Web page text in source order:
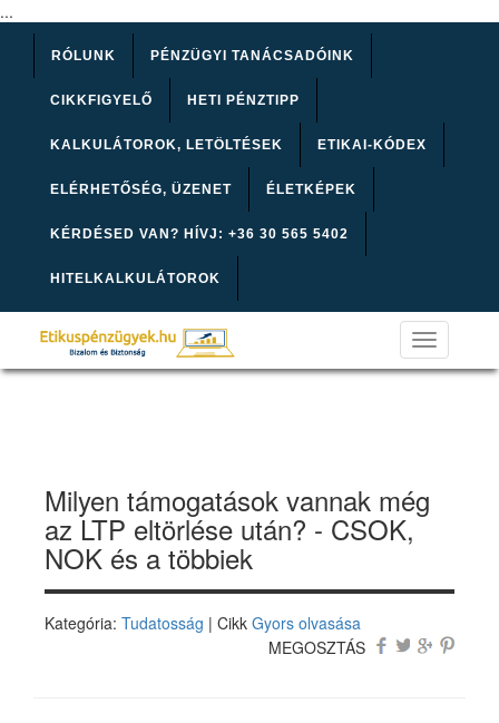
...
RÓLUNK PÉNZÜGYI TANÁCSADÓINK
CIKKFIGYELŐ HETI PÉNZTIPP
KALKULÁTOROK, LETÖLTÉSEK ETIKAI-KÓDEX
ELÉRHETŐSÉG, ÜZENET ÉLETKÉPEK
KÉRDÉSED VAN? HÍVJ: +36 30 565 5402
HITELKALKULÁTOROK
Toggle
navigation
Milyen támogatások vannak még
az LTP eltörlése után? - CSOK,
NOK és a többiek
Kategória: Tudatosság | Cikk Gyors olvasása
MEGOSZTÁS